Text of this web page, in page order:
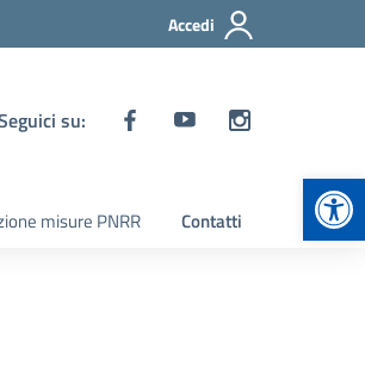
Accedi
su:
misure PNRR Contatti